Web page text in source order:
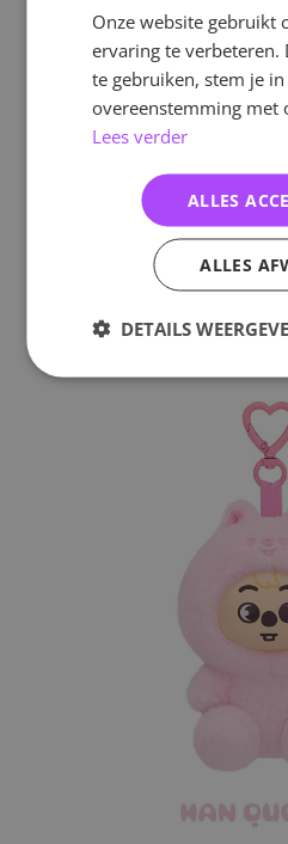
Onze website gebruikt
ervaring te verbeteren.
te gebruiken, stem je
overeenstemming met
Lees verder
ALLES
ALLES
DETAILS